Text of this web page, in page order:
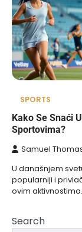
SPORTS
Kako Se Snaći
Sportovima?
Samuel
U današnjem
popularniji i
ovim
Search